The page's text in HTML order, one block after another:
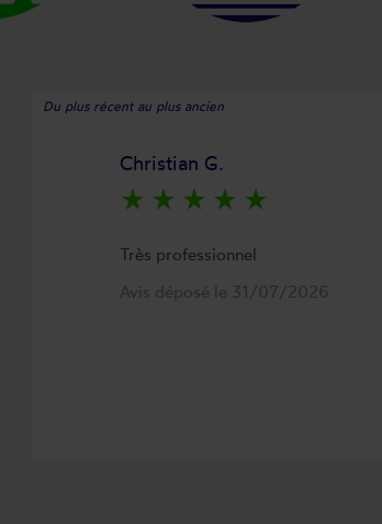
Du plus récent au plus ancien
Christian G.
star_rate star_rate star_rate star_rate star_rate
Très professionnel
Avis déposé le 31/07/2026